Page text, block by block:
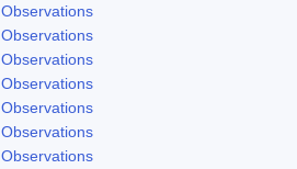
Observations
Observations
Observations
Observations
Observations
Observations
Observations